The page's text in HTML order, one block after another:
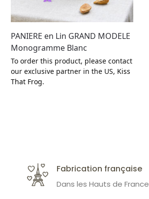
PANIERE en Lin GRAND MODELE
Monogramme Blanc
To order this product, please contact
our exclusive partner in the US, Kiss
That Frog.
Fabrication française
Dans les Hauts de France